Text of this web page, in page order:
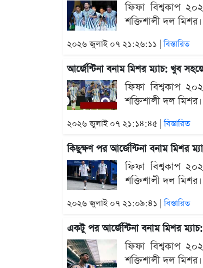
ফিফা বিশ্বকাপ
শক্তিশালী দল
২০২৬ জুলাই ০৭ ২১:২৬:১১ |বিস্তারিত
আর্জেন্টিনা বনাম মিশর ম্যাচ: খুব
ফিফা বিশ্বকাপ
শক্তিশালী দল
২০২৬ জুলাই ০৭ ২১:১৪:৪৫ |বিস্তারিত
কিছুক্ষণ পর আর্জেন্টিনা বনাম মিশর
ফিফা বিশ্বকাপ
শক্তিশালী দল
২০২৬ জুলাই ০৭ ২১:০৯:৪১ |বিস্তারিত
একটু পর আর্জেন্টিনা বনাম মিশর
ফিফা বিশ্বকাপ
শক্তিশালী দল